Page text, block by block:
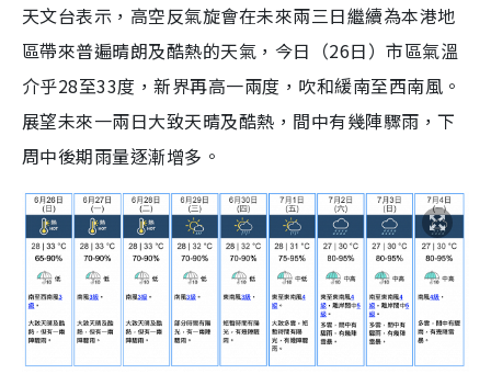
t
e
e
d
1
4
6
a
i
n
n
g
T
i
m
s
c
e
e
天文台表示，高空反氣旋會在未來兩三日繼續為本港地
區帶來普遍晴朗及酷熱的天氣，今日（26日）市區氣溫
介乎28至33度，新界再高一兩度，吹和緩南至西南風。
展望未來一兩日大致天晴及酷熱，間中有幾陣驟雨，下
周中後期雨量逐漸增多。